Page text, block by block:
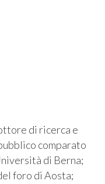
di ricerca e
comparato
di Berna;
foro di Aosta;